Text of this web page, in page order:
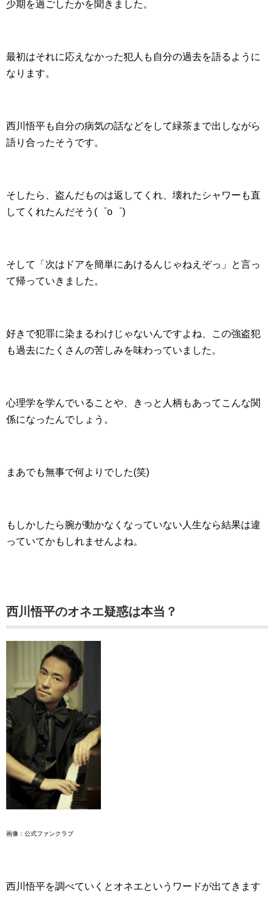
少期を過ごしたかを聞きました。
最初はそれに応えなかった犯人も自分の過去を語るように
なります。
西川悟平も自分の病気の話などをして緑茶まで出しながら
語り合ったそうです。
そしたら、盗んだものは返してくれ、壊れたシャワーも直
してくれたんだそう(゜o゜)
そして「次はドアを簡単にあけるんじゃねえぞっ」と言っ
て帰っていきました。
好きで犯罪に染まるわけじゃないんですよね、この強盗犯
も過去にたくさんの苦しみを味わっていました。
心理学を学んでいることや、きっと人柄もあってこんな関
係になったんでしょう。
まあでも無事で何よりでした(笑)
もしかしたら腕が動かなくなっていない人生なら結果は違
っていてかもしれませんよね。
西川悟平のオネエ疑惑は本当？
画像：公式ファンクラブ
西川悟平を調べていくとオネエというワードが出てきます